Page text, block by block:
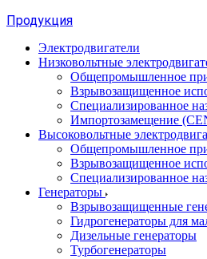
Продукция
Электродвигатели
Низковольтные
Общепромышленное
Взрывозащищенное
Специализированное
Импортозамещение
Высоковольтные
Общепромышленное
Взрывозащищенное
Специализированное
Генераторы
Взрывозащищенные
Гидрогенераторы для
Дизельные генераторы
Турбогенераторы